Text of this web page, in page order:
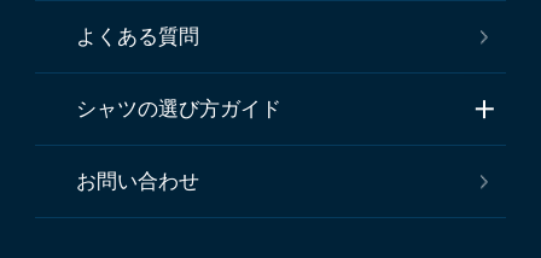
よくある質問
シャツの選び方ガイド
お問い合わせ